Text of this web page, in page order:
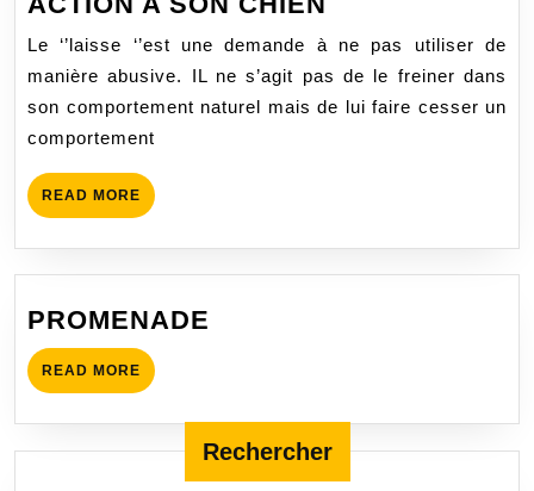
FAIRE
CESSER
UNE
Le ‘’laisse ‘’est une demande à ne pas utiliser de
manière abusive. IL ne s’agit pas de le freiner dans
son comportement naturel mais de lui faire cesser un
comportement
READ MORE READ
MORE
PROMENADE
READ MORE READ
MORE
Rechercher